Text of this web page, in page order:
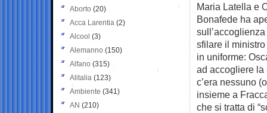
Maria Latella e
Bonafede ha
sfilare il
in uniforme:
ad accogliere la
c’era nessuno
insieme a
che si tratta di
Aborto (20)
Acca Larentia (2)
Alcool (3)
Alemanno (150)
Alfano (315)
Alitalia (123)
Ambiente (341)
AN (210)